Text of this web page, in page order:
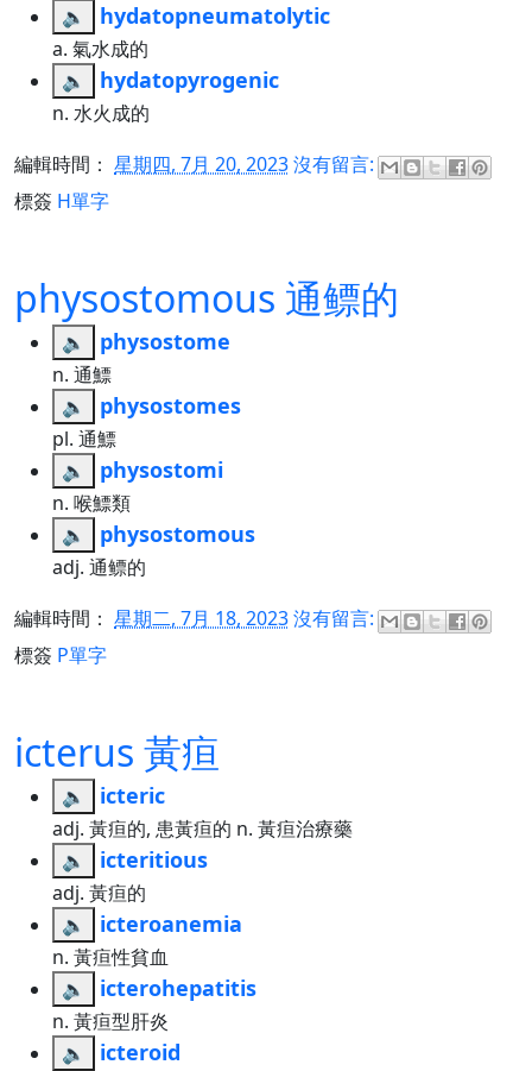
🔈
hydatopneumatolytic
a. 氣水成的
🔈
hydatopyrogenic
n. 水火成的
編輯時間： 星期四, 7月 20, 2023沒有留言:
標簽 H單字
physostomous 通鳔的
🔈 physostome
n. 通鰾
🔈
physostomes
pl. 通鰾
🔈
physostomi
n. 喉鰾類
🔈
physostomous
adj. 通鳔的
編輯時間： 星期二, 7月 18, 2023沒有留言:
標簽 P單字
icterus 黃疸
🔈 icteric
adj. 黃疸的, 患黃疸的 n. 黃疸治療藥
🔈
icteritious
adj. 黃疸的
🔈
icteroanemia
n. 黃疸性貧血
🔈
icterohepatitis
n. 黃疸型肝炎
🔈
icteroid